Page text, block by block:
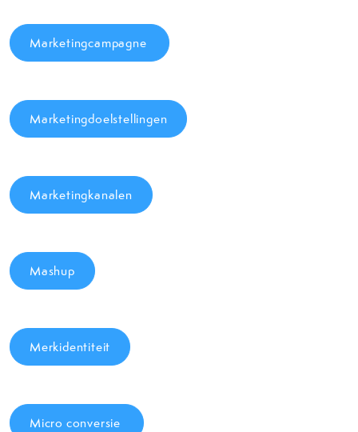
Marketingcampagne
Marketingdoelstellingen
Marketingkanalen
Mashup
Merkidentiteit
Micro conversie